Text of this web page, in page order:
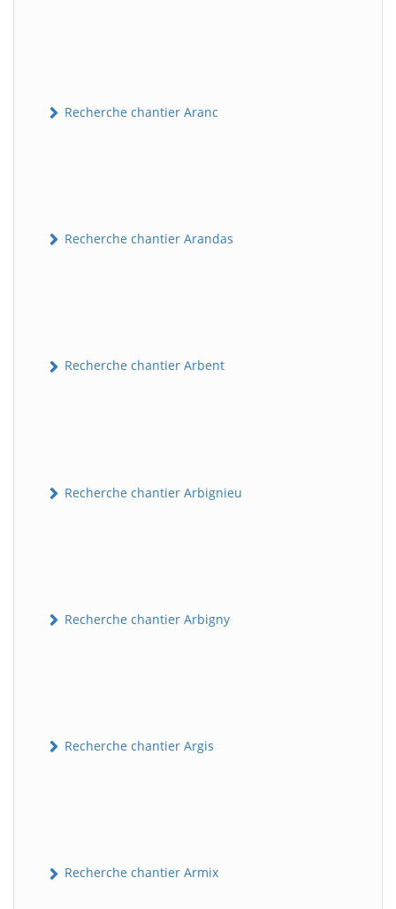
Recherche chantier Aranc
Recherche chantier Arandas
Recherche chantier Arbent
Recherche chantier Arbignieu
Recherche chantier Arbigny
Recherche chantier Argis
Recherche chantier Armix